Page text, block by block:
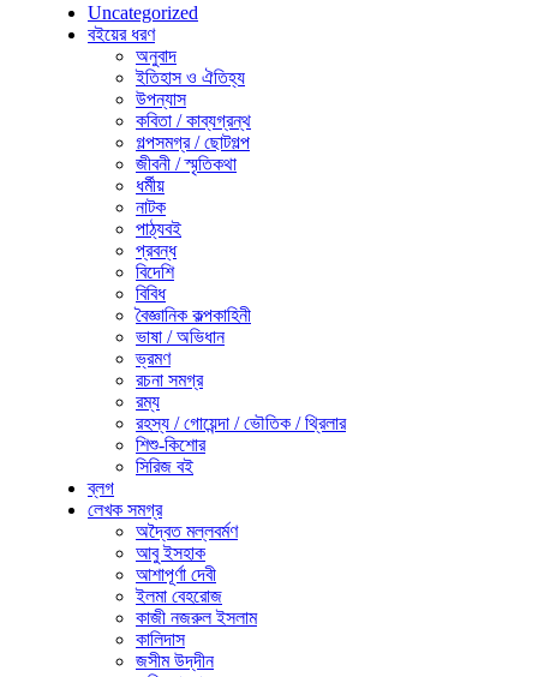
Uncategorized
বইয়ের ধরণ
অনুবাদ
ইতিহাস ও ঐতিহ্য
উপন্যাস
কবিতা / কাব্যগ্রন্থ
গল্পসমগ্র / ছোটগল্প
জীবনী / স্মৃতিকথা
ধর্মীয়
নাটক
পাঠ্যবই
প্রবন্ধ
বিদেশি
বিবিধ
বৈজ্ঞানিক কল্পকাহিনী
ভাষা / অভিধান
ভ্রমণ
রচনা সমগ্র
রম্য
রহস্য / গোয়েন্দা / ভৌতিক / থ্রিলার
শিশু-কিশোর
সিরিজ বই
ব্লগ
লেখক সমগ্র
অদ্বৈত মল্লবর্মণ
আবু ইসহাক
আশাপূর্ণা দেবী
ইলমা বেহরোজ
কাজী নজরুল ইসলাম
কালিদাস
জসীম উদ্‌দীন